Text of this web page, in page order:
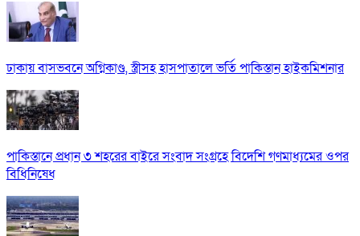
ঢাকায় বাসভবনে অগ্নিকাণ্ড, স্ত্রীসহ হাসপাতালে ভর্তি পাকিস্তান হাইকমিশনার
পাকিস্তানে প্রধান ৩ শহরের বাইরে সংবাদ সংগ্রহে বিদেশি গণমাধ্যমের ওপর
বিধিনিষেধ